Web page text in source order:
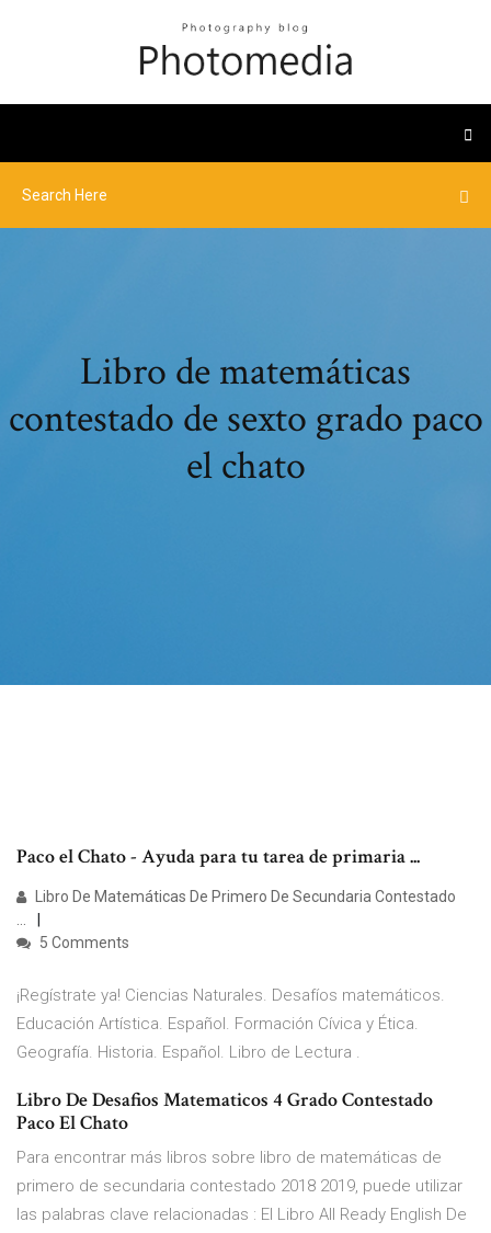
Libro de matemáticas
contestado de sexto grado paco
el chato
Paco el Chato - Ayuda para tu tarea de primaria ...
Libro De Matemáticas De Primero De Secundaria Contestado
...
5 Comments
¡Regístrate ya! Ciencias Naturales. Desafíos matemáticos.
Educación Artística. Español. Formación Cívica y Ética.
Geografía. Historia. Español. Libro de Lectura .
Libro De Desafios Matematicos 4 Grado Contestado
Paco El Chato
Para encontrar más libros sobre libro de matemáticas de
primero de secundaria contestado 2018 2019, puede utilizar
las palabras clave relacionadas : El Libro All Ready English De